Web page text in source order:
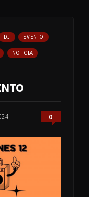
DJ EVENTO
NOTICIA
0